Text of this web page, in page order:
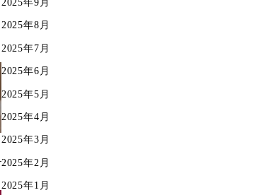
2025年8月
2025年7月
2025年6月
2025年5月
2025年4月
2025年3月
2025年2月
2025年1月